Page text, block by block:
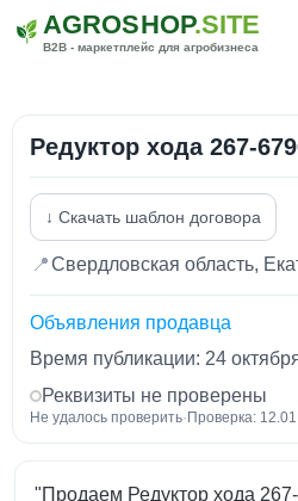
AGROSHOP.SITE
B2B - маркетплейс для агробизнеса
Редуктор хода 267-
↓ Скачать шаблон договора
📍Свердловская область,
Объявления продавца
Время публикации: 24
Реквизиты не проверены
Не удалось проверить· Проверка:
"Продаем Редуктор хода